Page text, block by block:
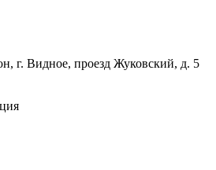
г. Видное, проезд Жуковский, д. 5